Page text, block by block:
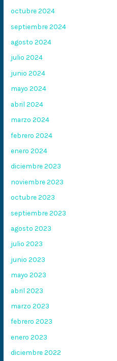
octubre 2024
septiembre 2024
agosto 2024
julio 2024
junio 2024
mayo 2024
abril 2024
marzo 2024
febrero 2024
enero 2024
diciembre 2023
noviembre 2023
octubre 2023
septiembre 2023
agosto 2023
julio 2023
junio 2023
mayo 2023
abril 2023
marzo 2023
febrero 2023
enero 2023
diciembre 2022